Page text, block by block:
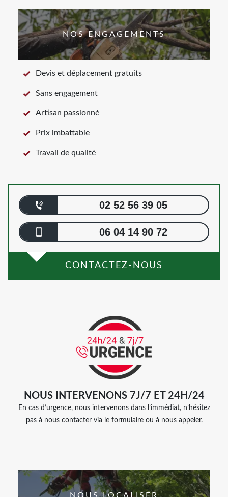
NOS ENGAGEMENTS
Devis et déplacement gratuits
Sans engagement
Artisan passionné
Prix imbattable
Travail de qualité
02 52 56 39 05
06 04 14 90 72
CONTACTEZ-NOUS
NOUS INTERVENONS 7J/7 ET 24H/24
En cas d’urgence, nous intervenons dans l’immédiat, n’hésitez
pas à nous contacter via le formulaire ou à nous appeler.